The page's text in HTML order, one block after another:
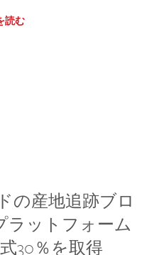
読む
の産地追跡ブロ
ラットフォーム
式30％を取得